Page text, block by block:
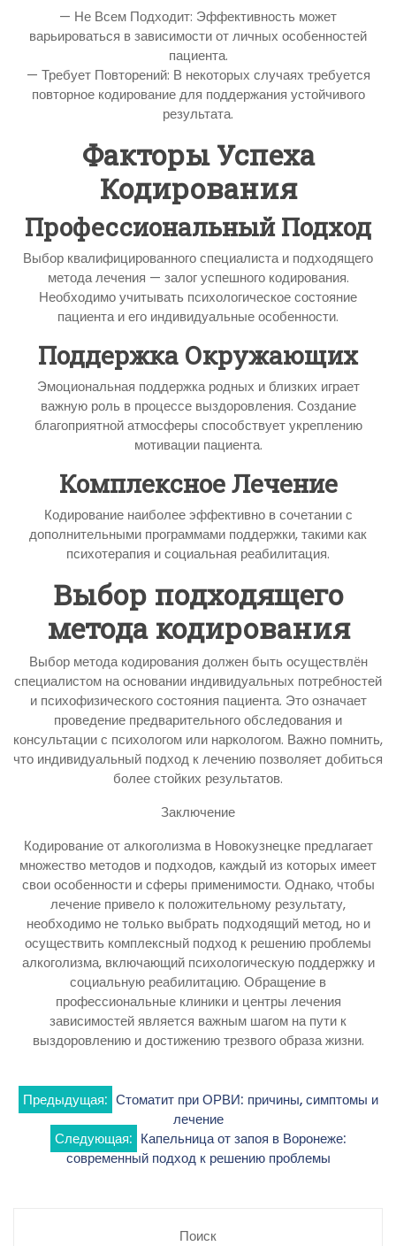
— Не Всем Подходит: Эффективность может
варьироваться в зависимости от личных особенностей
пациента.
— Требует Повторений: В некоторых случаях требуется
повторное кодирование для поддержания устойчивого
результата.
Факторы Успеха
Кодирования
Профессиональный Подход
Выбор квалифицированного специалиста и подходящего
метода лечения — залог успешного кодирования.
Необходимо учитывать психологическое состояние
пациента и его индивидуальные особенности.
Поддержка Окружающих
Эмоциональная поддержка родных и близких играет
важную роль в процессе выздоровления. Создание
благоприятной атмосферы способствует укреплению
мотивации пациента.
Комплексное Лечение
Кодирование наиболее эффективно в сочетании с
дополнительными программами поддержки, такими как
психотерапия и социальная реабилитация.
Выбор подходящего
метода кодирования
Выбор метода кодирования должен быть осуществлён
специалистом на основании индивидуальных потребностей
и психофизического состояния пациента. Это означает
проведение предварительного обследования и
консультации с психологом или наркологом. Важно помнить,
что индивидуальный подход к лечению позволяет добиться
более стойких результатов.
Заключение
Кодирование от алкоголизма в Новокузнецке предлагает
множество методов и подходов, каждый из которых имеет
свои особенности и сферы применимости. Однако, чтобы
лечение привело к положительному результату,
необходимо не только выбрать подходящий метод, но и
осуществить комплексный подход к решению проблемы
алкоголизма, включающий психологическую поддержку и
социальную реабилитацию. Обращение в
профессиональные клиники и центры лечения
зависимостей является важным шагом на пути к
выздоровлению и достижению трезвого образа жизни.
Навигация
записям
Предыдущая: Стоматит при ОРВИ: причины, симптомы и
лечение
Следующая: Капельница от запоя в Воронеже:
современный подход к решению проблемы
Поиск